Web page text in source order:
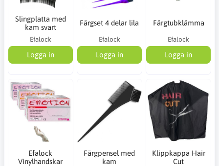
Slingplatta med
kam svart
Efalock
Logga in
Färgset 4 delar lila
Efalock
Logga in
Färgtubklämma
Efalock
Logga in
Efalock
Vinylhandskar
Färgpensel med
kam
Klippkappa Hair
Cut